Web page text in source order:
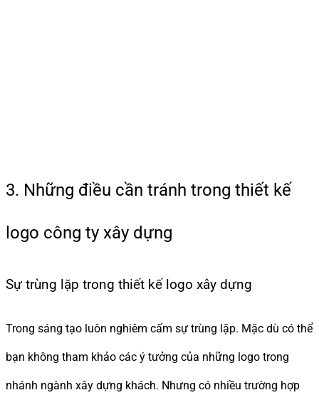
3. Những điều cần tránh trong thiết kế
logo công ty xây dựng
Sự trùng lặp trong thiết kế logo xây dựng
Trong sáng tạo luôn nghiêm cấm sự trùng lặp. Mặc dù có thể
bạn không tham khảo các ý tưởng của những logo trong
nhánh ngành xây dựng khách. Nhưng có nhiều trường hợp